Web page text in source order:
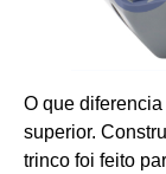
O que
superior.
trinco foi feito